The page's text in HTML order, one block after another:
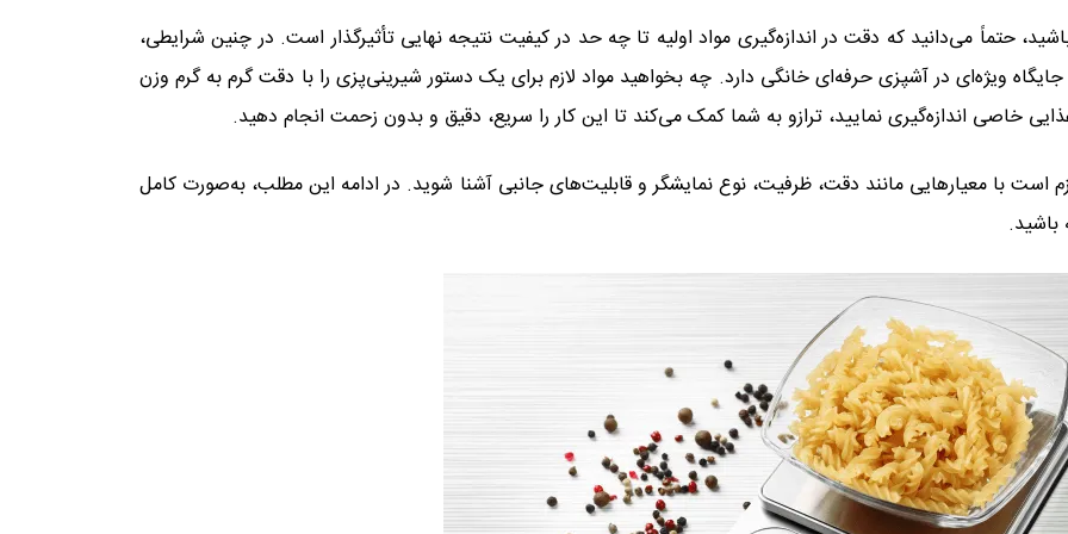
حتماً می‌دانید که دقت در اندازه‌گیری مواد اولیه تا چه حد در کیفیت نتیجه نهایی تأثیرگذار است. در چنین شرایطی،
جایگاه ویژه‌ای در آشپزی حرفه‌ای خانگی دارد. چه بخواهید مواد لازم برای یک دستور شیرینی‌پزی را با دقت گرم به گرم وزن
خاصی اندازه‌گیری نمایید، ترازو به شما کمک می‌کند تا این کار را سریع، دقیق و بدون زحمت انجام دهید.
است با معیارهایی مانند دقت، ظرفیت، نوع نمایشگر و قابلیت‌های جانبی آشنا شوید. در ادامه این مطلب، به‌صورت کامل
باشید.